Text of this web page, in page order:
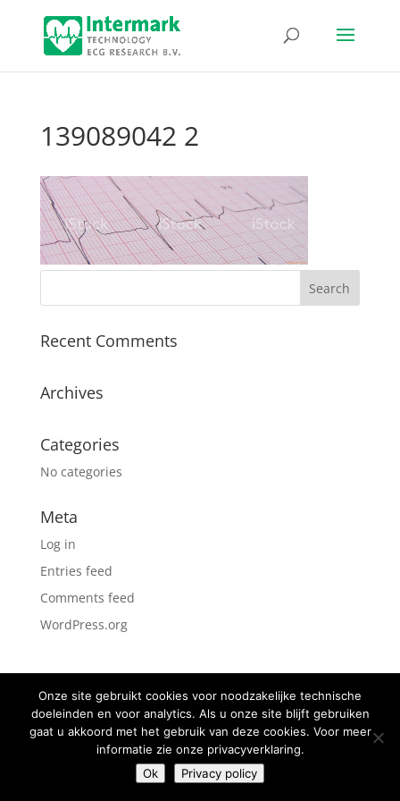
139089042 2
Recent Comments
Archives
Categories
No categories
Meta
Log in
Entries feed
Comments feed
WordPress.org
©2026 Powered byFentix Business Development
Onze site gebruikt cookies voor noodzakelijke technische
doeleinden en voor analytics. Als u onze site blijft gebruiken
gaat u akkoord met het gebruik van deze cookies. Voor meer
informatie zie onze privacyverklaring.
Ok
Privacy policy